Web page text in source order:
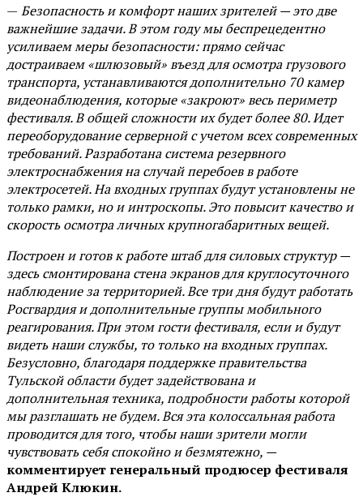
— Безопасность и комфорт наших зрителей — это две
важнейшие задачи. В этом году мы беспрецедентно
усиливаем меры безопасности: прямо сейчас
достраиваем «шлюзовый» въезд для осмотра грузового
транспорта, устанавливаются дополнительно 70 камер
видеонаблюдения, которые «закроют» весь периметр
фестиваля. В общей сложности их будет более 80. Идет
переоборудование серверной с учетом всех современных
требований. Разработана система резервного
электроснабжения на случай перебоев в работе
электросетей. На входных группах будут установлены не
только рамки, но и интроскопы. Это повысит качество и
скорость осмотра личных крупногабаритных вещей.
Построен и готов к работе штаб для силовых структур —
здесь смонтирована стена экранов для круглосуточного
наблюдение за территорией. Все три дня будут работать
Росгвардия и дополнительные группы мобильного
реагирования. При этом гости фестиваля, если и будут
видеть наши службы, то только на входных группах.
Безусловно, благодаря поддержке правительства
Тульской области будет задействована и
дополнительная техника, подробности работы которой
мы разглашать не будем. Вся эта колоссальная работа
проводится для того, чтобы наши зрители могли
чувствовать себя спокойно и безмятежно, —
комментирует генеральный продюсер фестиваля
Андрей Клюкин.